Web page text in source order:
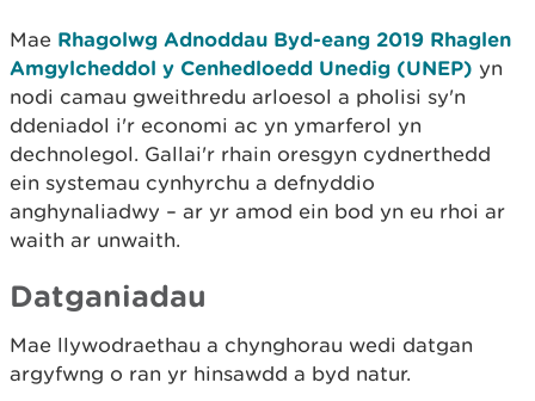
Mae Rhagolwg Adnoddau Byd-eang 2019 Rhaglen
Amgylcheddol y Cenhedloedd Unedig (UNEP) yn
nodi camau gweithredu arloesol a pholisi sy'n
ddeniadol i'r economi ac yn ymarferol yn
dechnolegol. Gallai'r rhain oresgyn cydnerthedd
ein systemau cynhyrchu a defnyddio
anghynaliadwy – ar yr amod ein bod yn eu rhoi ar
waith ar unwaith.
Datganiadau
Mae llywodraethau a chynghorau wedi datgan
argyfwng o ran yr hinsawdd a byd natur.